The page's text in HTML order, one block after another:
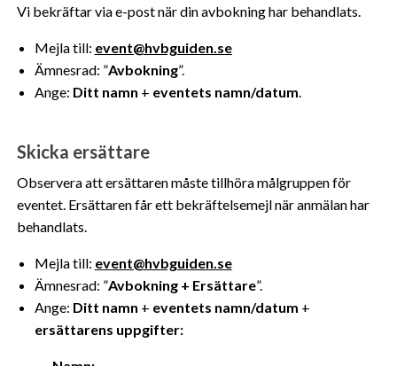
Vi bekräftar via e-post när din avbokning har behandlats.
Mejla till: event@hvbguiden.se
Ämnesrad: ”Avbokning”.
Ange: Ditt namn + eventets namn/datum.
Skicka ersättare
Observera att ersättaren måste tillhöra målgruppen för
eventet. Ersättaren får ett bekräftelsemejl när anmälan har
behandlats.
Mejla till: event@hvbguiden.se
Ämnesrad: ”Avbokning + Ersättare”.
Ange: Ditt namn + eventets namn/datum +
ersättarens uppgifter: